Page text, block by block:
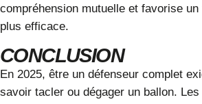
compréhension mutuelle et favorise
plus efficace.
CONCLUSION
En 2025, être un défenseur complet
savoir tacler ou dégager un ballon.